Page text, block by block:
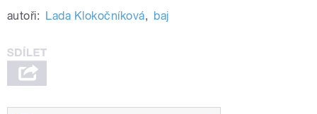
autoři: Lada Klokočníková, baj